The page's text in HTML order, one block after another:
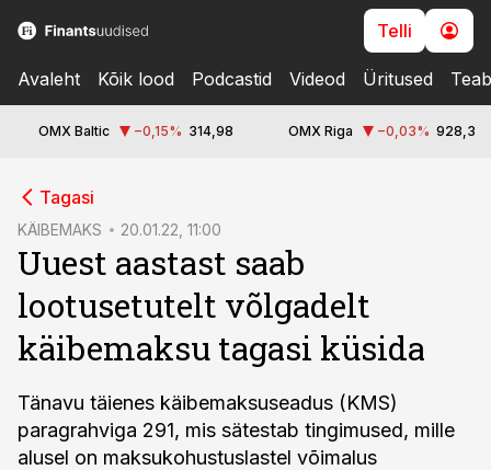
Telli
Avaleht Kõik lood Podcastid Videod Üritused
OMX Baltic −0,15% 314,98 OMX Riga −0,03% 928,3
Tagasi
KÄIBEMAKS 20.01.22, 11:00
Uuest aastast saab
lootusetutelt võlgadelt
käibemaksu tagasi küsida
Tänavu täienes käibemaksuseadus (KMS)
paragrahviga 291, mis sätestab tingimused, mille
alusel on maksukohustuslastel võimalus